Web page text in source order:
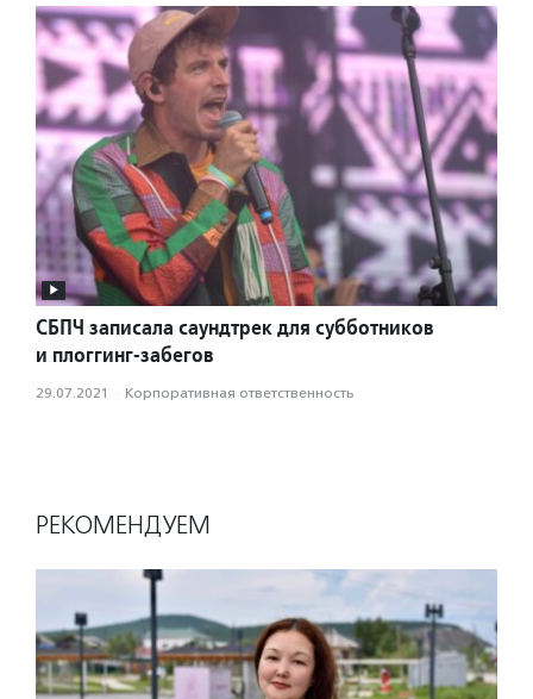
СБПЧ записала саундтрек для субботников
и плоггинг-забегов
29.07.2021 · Корпоративная ответственность
РЕКОМЕНДУЕМ